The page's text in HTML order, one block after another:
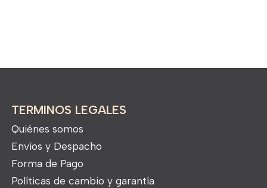
TERMINOS LEGALES
Quiénes somos
Envíos y Despacho
Forma de Pago
Políticas de cambio y garantía